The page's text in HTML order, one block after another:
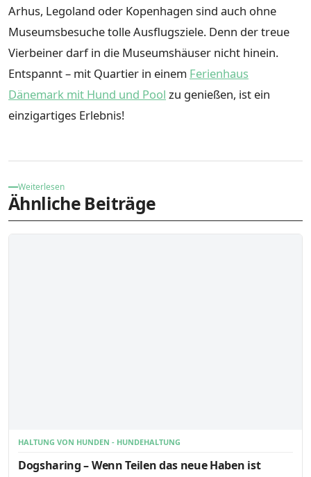
Arhus, Legoland oder Kopenhagen sind auch ohne
Museumsbesuche tolle Ausflugsziele. Denn der treue
Vierbeiner darf in die Museumshäuser nicht hinein.
Entspannt – mit Quartier in einem Ferienhaus
Dänemark mit Hund und Pool zu genießen, ist ein
einzigartiges Erlebnis!
Weiterlesen
Ähnliche Beiträge
HALTUNG VON HUNDEN - HUNDEHALTUNG
Dogsharing – Wenn Teilen das neue Haben ist